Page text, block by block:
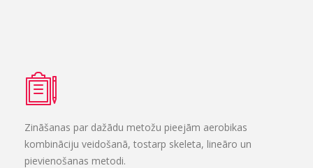
Zināšanas par dažādu metožu pieejām aerobikas
kombināciju veidošanā, tostarp skeleta, lineāro un
pievienošanas metodi.